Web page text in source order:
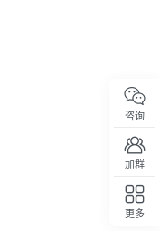
咨询
加群
更多